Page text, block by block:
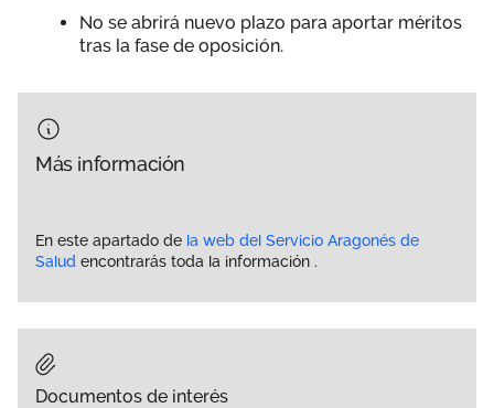
No se abrirá nuevo plazo para aportar méritos
tras la fase de oposición.
Más información
En este apartado de la web del Servicio Aragonés de
Salud encontrarás toda la información .
Documentos de interés